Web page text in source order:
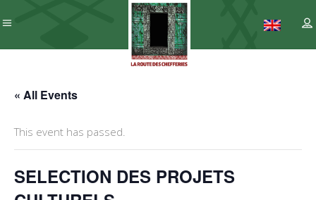
« All Events
This event has passed.
SELECTION DES PROJETS